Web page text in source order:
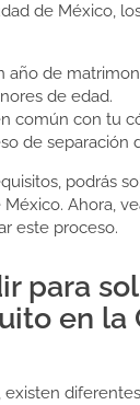
de México,
año de
de edad.
común con tu
de separación
podrás
Ahora,
este proceso.
para
en la
existen